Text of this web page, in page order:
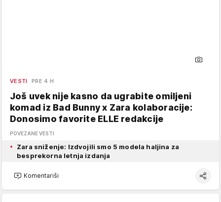
VESTI PRE 4 H
Još uvek nije kasno da ugrabite omiljeni
komad iz Bad Bunny x Zara kolaboracije:
Donosimo favorite ELLE redakcije
POVEZANE VESTI
Zara sniženje: Izdvojili smo 5 modela haljina za
besprekorna letnja izdanja
Komentariši